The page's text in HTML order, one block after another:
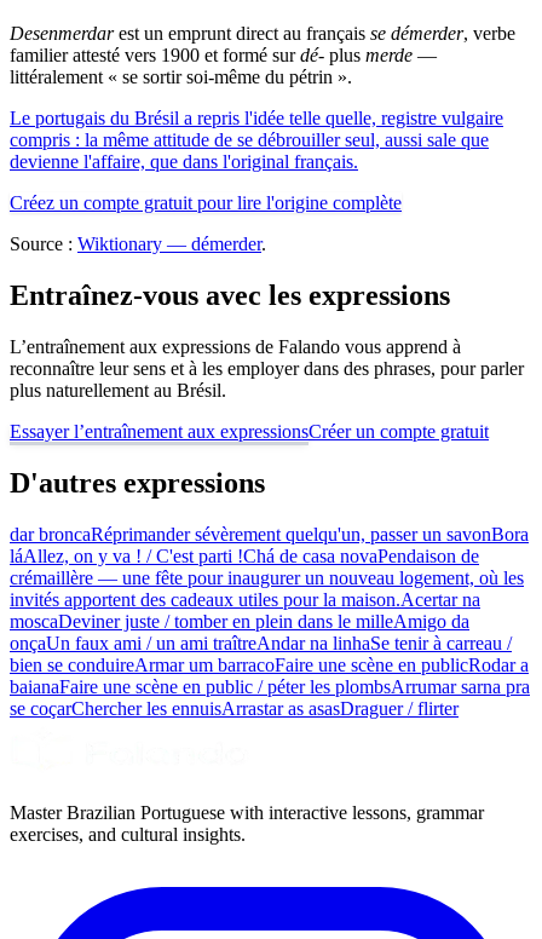
Desenmerdarest un emprunt direct au français se démerder, verbe
familier attesté vers 1900 et formé surdé- plus merde —
littéralement « se sortir soi-même du pétrin ».
Le portugais du Brésil a repris l'idée telle quelle, registre vulgaire
compris : la même attitude de se débrouiller seul, aussi sale que
devienne l'affaire, que dans l'original français.
Créez un compte gratuit pour lire l'origine complète
Source : Wiktionary — démerder.
Entraînez-vous avec les expressions
L’entraînement aux expressions de Falando vous apprend à
reconnaître leur sens et à les employer dans des phrases, pour parler
plus naturellement au Brésil.
Essayer l’entraînement aux expressionsCréer un compte gratuit
D'autres expressions
dar broncaRéprimander sévèrement quelqu'un, passer un savonBora
láAllez, on y va ! / C'est parti !Chá de casa novaPendaison de
crémaillère — une fête pour inaugurer un nouveau logement, où les
invités apportent des cadeaux utiles pour la maison.Acertar na
moscaDeviner juste / tomber en plein dans le milleAmigo da
onçaUn faux ami / un ami traîtreAndar na linhaSe tenir à carreau /
bien se conduireArmar um barracoFaire une scène en publicRodar a
baianaFaire une scène en public / péter les plombsArrumar sarna pra
se coçarChercher les ennuisArrastar as asasDraguer / flirter
Master Brazilian Portuguese with interactive lessons, grammar
exercises, and cultural insights.